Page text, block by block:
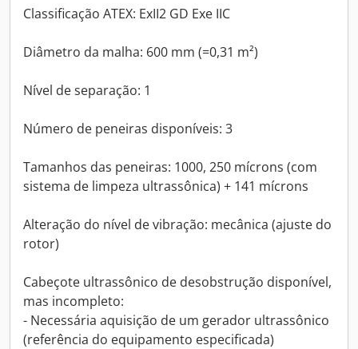
Classificação ATEX: ExII2 GD Exe IIC
Diâmetro da malha: 600 mm (=0,31 m²)
Nível de separação: 1
Número de peneiras disponíveis: 3
Tamanhos das peneiras: 1000, 250 mícrons (com
sistema de limpeza ultrassônica) + 141 mícrons
Alteração do nível de vibração: mecânica (ajuste do
rotor)
Cabeçote ultrassônico de desobstrução disponível,
mas incompleto:
- Necessária aquisição de um gerador ultrassônico
(referência do equipamento especificada)